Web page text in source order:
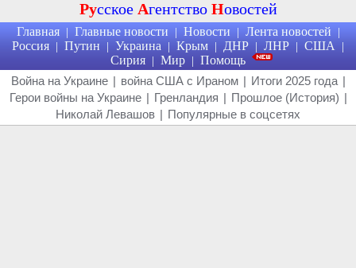
Русское Агентство Новостей
Главная | Главные новости | Новости | Лента новостей |
Россия | Путин | Украина | Крым | ДНР | ЛНР | США |
Сирия | Мир | Помощь
Война на Украине | война США с Ираном | Итоги 2025 года |
Герои войны на Украине | Гренландия | Прошлое (История) |
Николай Левашов | Популярные в соцсетях